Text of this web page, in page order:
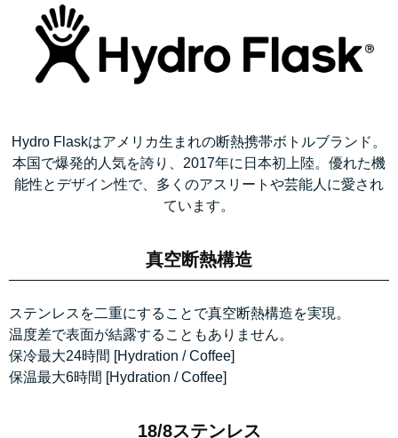
Hydro Flaskはアメリカ生まれの断熱携帯ボトルブランド。
本国で爆発的人気を誇り、2017年に日本初上陸。優れた機
能性とデザイン性で、多くのアスリートや芸能人に愛され
ています。
真空断熱構造
ステンレスを二重にすることで真空断熱構造を実現。
温度差で表面が結露することもありません。
保冷最大24時間 [Hydration / Coffee]
保温最大6時間 [Hydration / Coffee]
18/8ステンレス